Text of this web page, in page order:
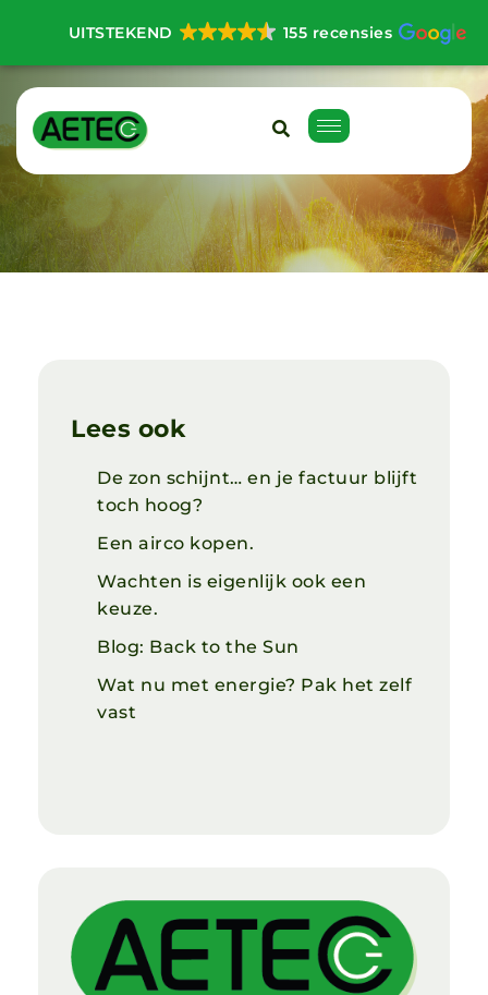
UITSTEKEND 155 recensies
Lees ook
De zon schijnt… en je factuur blijft
toch hoog?
Een airco kopen.
Wachten is eigenlijk ook een
keuze.
Blog: Back to the Sun
Wat nu met energie? Pak het zelf
vast